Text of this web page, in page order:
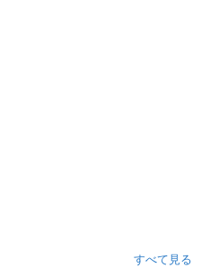
すべて見る